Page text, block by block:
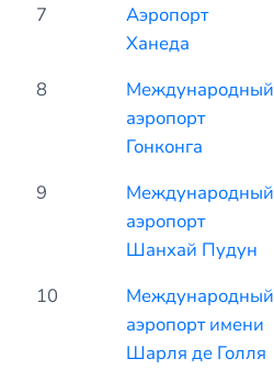
7
Аэропорт
Ханеда
8
Международный
аэропорт
Гонконга
9
Международный
аэропорт
Шанхай Пудун
10
Международный
аэропорт имени
Шарля де Голля